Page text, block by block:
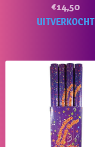
€14,50
UITVERKOCHT